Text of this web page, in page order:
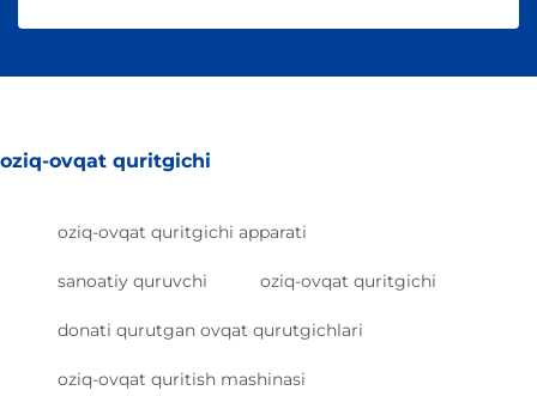
oziq-ovqat quritgichi
oziq-ovqat quritgichi apparati
sanoatiy quruvchi oziq-ovqat quritgichi
donati qurutgan ovqat qurutgichlari
oziq-ovqat quritish mashinasi